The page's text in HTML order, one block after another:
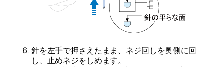
針を左手で押さえたまま、ネジ回しを奥側に回
し、止めネジをしめます。